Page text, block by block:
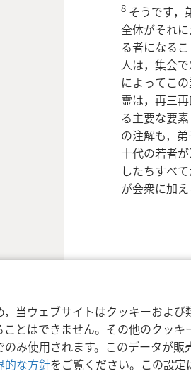
当ウェブサイトはクッキーおよ
とはできません。その他のクッ
み使用されます。このデータが
的な方針をご覧ください。この設定
8 そうです，
全体がそれ
る者になる
人は，集会
によってこ
霊は，再三
る主要な要
の注解も，
十代の若者
したちすべ
が会衆に加